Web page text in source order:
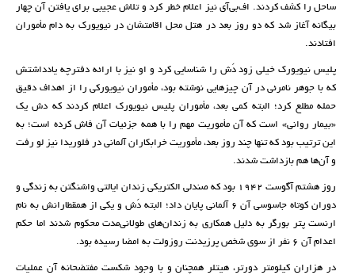
ساحل را کشف کردند. اف‌بی‌آی نیز اعلام خطر کرد و تلاش عجیبی برای یافتن آن چهار
بیگانه آغاز شد که دو روز بعد در هتل محل اقامتشان در نیویورک به دام مأموران
افتادند.
پلیس نیویورک خیلی زود دَش را شناسایی کرد و او نیز با ارائه دفترچه یادداشتش
که با جوهر نامرئی در آن چیزهایی نوشته بود، مأموران نیویورکی را از اهداف دقیق
حمله مطلع کرد؛ البته کمی بعد، مأموران پلیس نیویورک اعلام کردند که دش یک
«بیمار روانی» است که آن مأموریت مهم را با همه جزئیات آن فاش کرده است؛ به
این ترتیب بود که تنها چند روز بعد، مأموریت خرابکاران آلمانی در فلوریدا نیز لو رفت
و آن‌ها هم بازداشت شدند.‏
روز هشتم آگوست ۱۹۴۲ بود که صندلی الکتریکی زندان ایالتی واشنگتن به زندگی و
دوران کوتاه جاسوسی آن ۶ آلمانی پایان داد؛ البته دَش و یکی از همقطارانش به نام
ارنست پتر بورگر به دلیل همکاری به زندان‌های طولانی‌مدت محکوم شدند اما حکم
اعدام آن ۶ نفر از سوی شخص پرزیدنت روزولت به امضا رسیده بود.
در هزاران کیلومتر دورتر، هیتلر همچنان و با وجود شکست مفتضحانه آن عملیات